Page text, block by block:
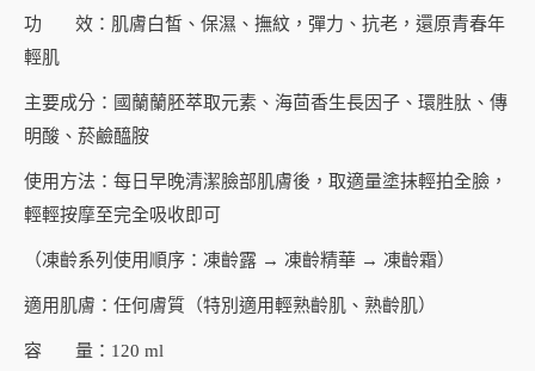
功 效：肌膚白皙、保濕、撫紋，彈力、抗老，還原青春年
輕肌
主要成分：國蘭蘭胚萃取元素、海茴香生長因子、環胜肽、傳
明酸、菸鹼醯胺
使用方法：每日早晚清潔臉部肌膚後，取適量塗抹輕拍全臉，
輕輕按摩至完全吸收即可
（凍齡系列使用順序：凍齡露 → 凍齡精華 → 凍齡霜）
適用肌膚：任何膚質（特別適用輕熟齡肌、熟齡肌）
容 量：120 ml